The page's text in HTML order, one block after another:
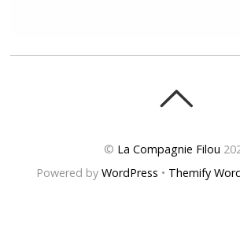
© La Compagnie Filou
Powered by WordPress • Themify